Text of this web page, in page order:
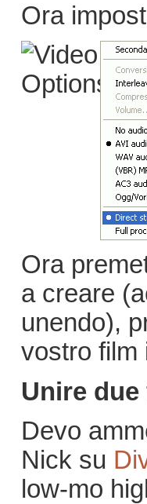
Ora
Ora
a creare
unendo),
vostro film
Unire
Devo
Nick su
low-mo